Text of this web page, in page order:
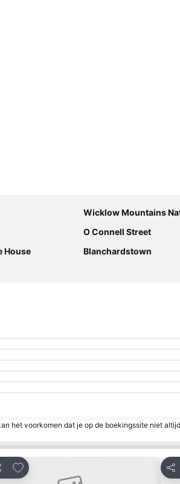
Wicklow Mountains
O Connell Street
House
Blanchardstown
het voorkomen dat je op de boekingssite niet
Toevoegen aan favorieten